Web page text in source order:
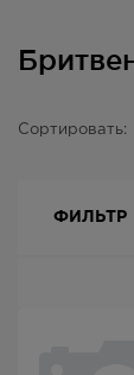
Сортировать:
ФИЛЬТР